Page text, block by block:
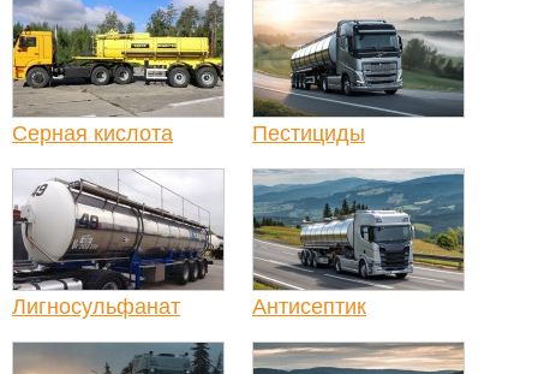
Серная кислота Пестициды
Лигносульфанат Антисептик